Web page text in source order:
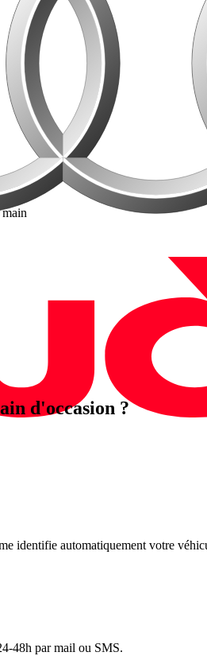
d'occasion ?
identifie automatiquement votre
48h par mail ou SMS.